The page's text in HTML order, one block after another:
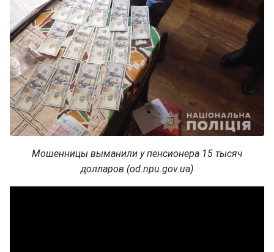
Мошенницы выманили у пенсионера 15 тысяч
долларов (od.npu.gov.ua)